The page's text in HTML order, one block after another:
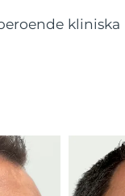
kliniska